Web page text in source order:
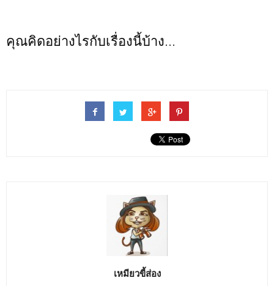
คุณคิดอย่างไรกับเรื่องนี้บ้าง...
เหมียวขี้ส่อง